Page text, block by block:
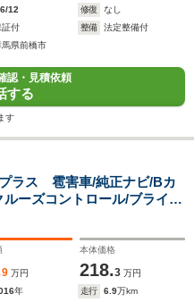
12 修復
なし
証付 整備
法定整備付
馬県前橋市
認・見積依頼
する
す
ラス 雹害車/純正ナビ/Bカ
ーズコントロール/ブライン
/パワーシート/黒革シート/
9 万円
本体価格
218.3 万円
年 走行 6.9万km